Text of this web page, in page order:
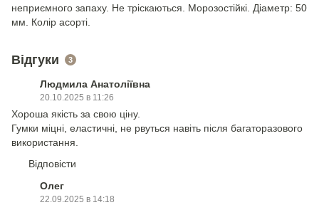
неприємного запаху. Не тріскаються. Морозостійкі. Діаметр: 50
мм. Колір асорті.
Відгуки 3
Людмила Анатоліївна
20.10.2025 в 11:26
Хороша якість за свою ціну.
Гумки міцні, еластичні, не рвуться навіть після багаторазового
використання.
Відповісти
Олег
22.09.2025 в 14:18